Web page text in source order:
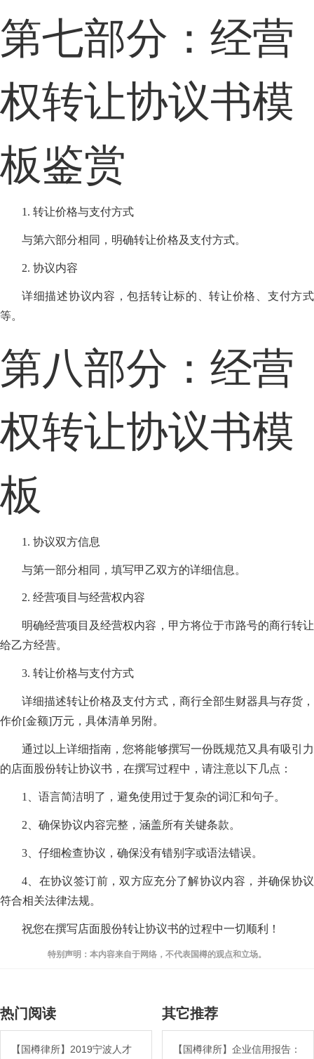
第七部分：经营
权转让协议书模
板鉴赏
1. 转让价格与支付方式
与第六部分相同，明确转让价格及支付方式。
2. 协议内容
详细描述协议内容，包括转让标的、转让价格、支付方式
等。
第八部分：经营
权转让协议书模
板
1. 协议双方信息
与第一部分相同，填写甲乙双方的详细信息。
2. 经营项目与经营权内容
明确经营项目及经营权内容，甲方将位于市路号的商行转让
给乙方经营。
3. 转让价格与支付方式
详细描述转让价格及支付方式，商行全部生财器具与存货，
作价[金额]万元，具体清单另附。
通过以上详细指南，您将能够撰写一份既规范又具有吸引力
的店面股份转让协议书，在撰写过程中，请注意以下几点：
1、语言简洁明了，避免使用过于复杂的词汇和句子。
2、确保协议内容完整，涵盖所有关键条款。
3、仔细检查协议，确保没有错别字或语法错误。
4、在协议签订前，双方应充分了解协议内容，并确保协议
符合相关法律法规。
祝您在撰写店面股份转让协议书的过程中一切顺利！
特别声明：本内容来自于网络，不代表国樽的观点和立场。
热门阅读
【国樽律所】2019宁波人才
其它推荐
【国樽律所】企业信用报告：